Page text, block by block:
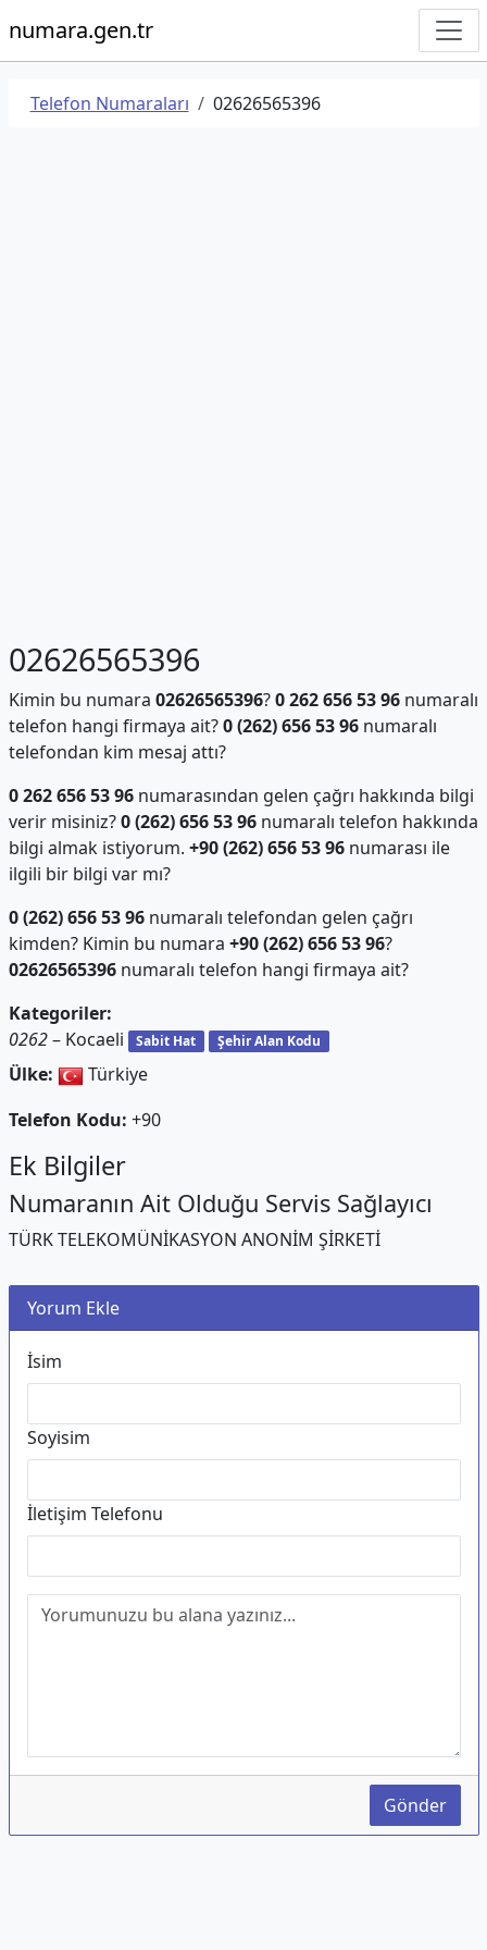
numara.gen.tr
Telefon Numaraları 02626565396
02626565396
Kimin bu numara 02626565396?0 262 656 53 96numaralı
telefon hangi firmaya ait?0 (262) 656 53 96numaralı
telefondan kim mesaj attı?
0 262 656 53 96numarasından gelen çağrı hakkında bilgi
verir misiniz?0 (262) 656 53 96numaralı telefon hakkında
bilgi almak istiyorum. +90 (262) 656 53 96numarası ile
ilgili bir bilgi var mı?
0 (262) 656 53 96numaralı telefondan gelen çağrı
kimden? Kimin bu numara +90 (262) 656 53 96?
02626565396numaralı telefon hangi firmaya ait?
Kategoriler:
0262– Kocaeli Sabit Hat Şehir Alan Kodu
Ülke:
Türkiye
Telefon Kodu: +90
Ek Bilgiler
Numaranın Ait Olduğu Servis Sağlayıcı
TÜRK TELEKOMÜNİKASYON ANONİM ŞİRKETİ
Yorum Ekle
İsim
Soyisim
İletişim Telefonu
Gönder